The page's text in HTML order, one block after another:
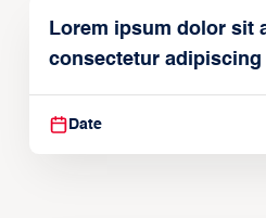
Lorem ipsum dolor sit
consectetur adipiscing
Suspendisse varius
Date